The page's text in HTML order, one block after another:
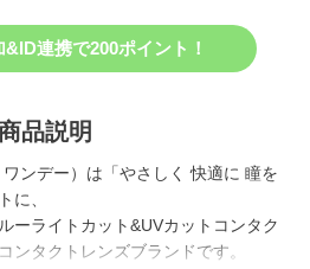
連携で200ポイント！
品説明
ンデー）は「やさしく 快適に 瞳を
に、
ーライトカット&UVカットコンタク
ンタクトレンズブランドです。